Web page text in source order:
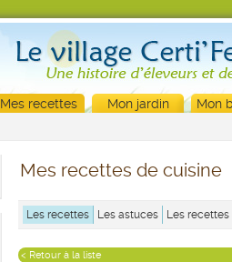
Mes recettes Mon jardin Mon
Mes recettes de cuisine
Les recettes Les astuces Les recettes
< Retour à la liste